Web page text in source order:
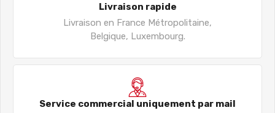
Livraison rapide
Livraison en France Métropolitaine,
Belgique, Luxembourg.
Service commercial uniquement par mail